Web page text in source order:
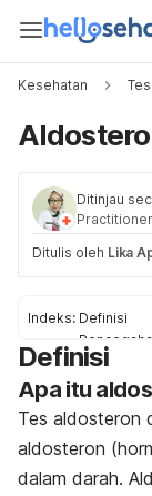
Kesehatan
Ditinjau
Practitioner
Ditulis oleh Lika
Indeks: Definisi
Proses
Penjelasan
Definisi
Apa itu
Tes aldosteron
aldosteron
dalam darah.